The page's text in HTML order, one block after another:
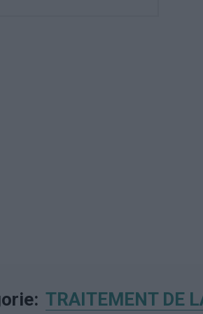
TRAITEMENT DE